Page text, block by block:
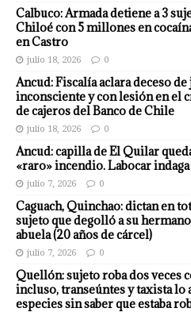
Calbuco: Armada detiene a 3
Chiloé con 5 millones en
en Castro
julio 18, 2026 0
Ancud: Fiscalía aclara deceso
inconsciente y con lesión en el
de cajeros del Banco de Chile
julio 18, 2026 0
Ancud: capilla de El Quilar
«raro» incendio. Labocar indaga
julio 7, 2026 0
Caguach, Quinchao: dictan en
sujeto que degolló a su hermano
abuela (20 años de cárcel)
julio 7, 2026 0
Quellón: sujeto roba dos veces
incluso, transeúntes y taxista lo
especies sin saber que estaba